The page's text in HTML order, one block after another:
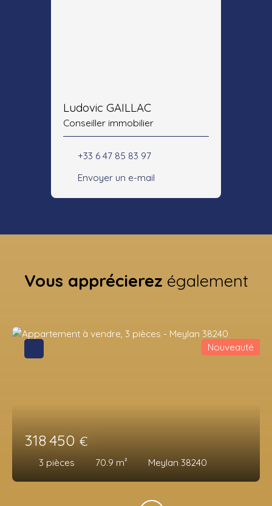
Ludovic GAILLAC
Conseiller immobilier
+33 6 47 85 83 97
Envoyer un e-mail
Vous apprécierez également
318 450 €
3 pièces 70.9 m² Meylan 38240
Nouveauté